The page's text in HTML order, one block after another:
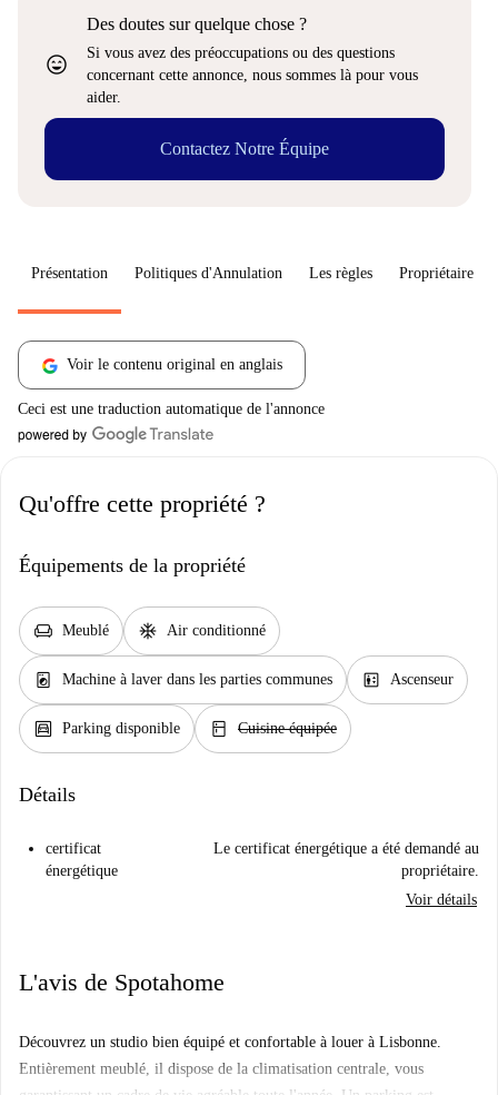
sentiment_very_satisfied
Des doutes sur quelque chose ?
Si vous avez des préoccupations ou des questions
concernant cette annonce, nous sommes là pour vous
aider.
Contactez Notre Équipe
Présentation Politiques d'Annulation Les règles Propriétaire
Voir le contenu original en anglais
Ceci est une traduction automatique de l'annonce
Qu'offre cette propriété ?
Équipements de la propriété
chair Meublé ac_unit Air conditionné
local_laundry_service Machine à laver dans les parties communes elevator Ascenseur
garage Parking disponible kitchen Cuisine équipée
Détails
certificat
énergétique
Le certificat énergétique a été demandé au
propriétaire.
Voir détails
L'avis de Spotahome
Découvrez un studio bien équipé et confortable à louer à Lisbonne.
Entièrement meublé, il dispose de la climatisation centrale, vous